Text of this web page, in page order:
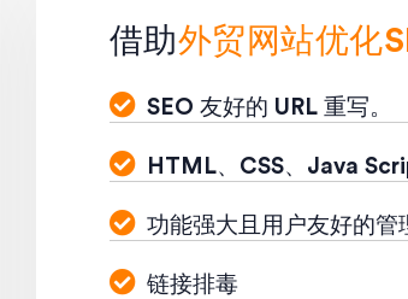
借助外贸网站优化
SEO 友好的 URL 重写。
HTML、CSS、Java
功能强大且用户友好的管
链接排毒